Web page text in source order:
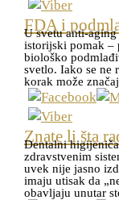
FDA i
U svetu anti-
istorijski pomak –
biološko
svetlo. Iako se ne
korak može
Znate li šta
Dentalni
zdravstvenim
uvek nije jasno
imaju utisak da
obavljaju unutar